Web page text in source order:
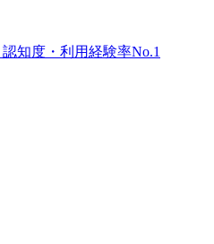
認知度・利用経験率No.1